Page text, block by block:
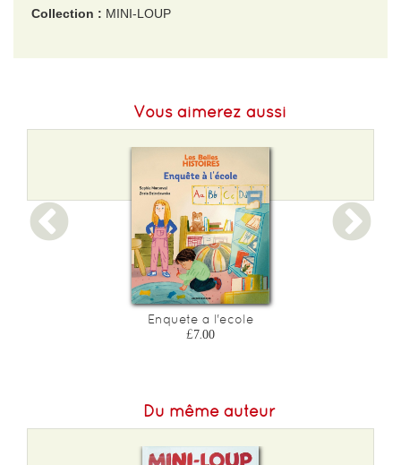
Collection : MINI-LOUP
Vous aimerez aussi
Enquete a l'ecole
£7.00
Du même auteur